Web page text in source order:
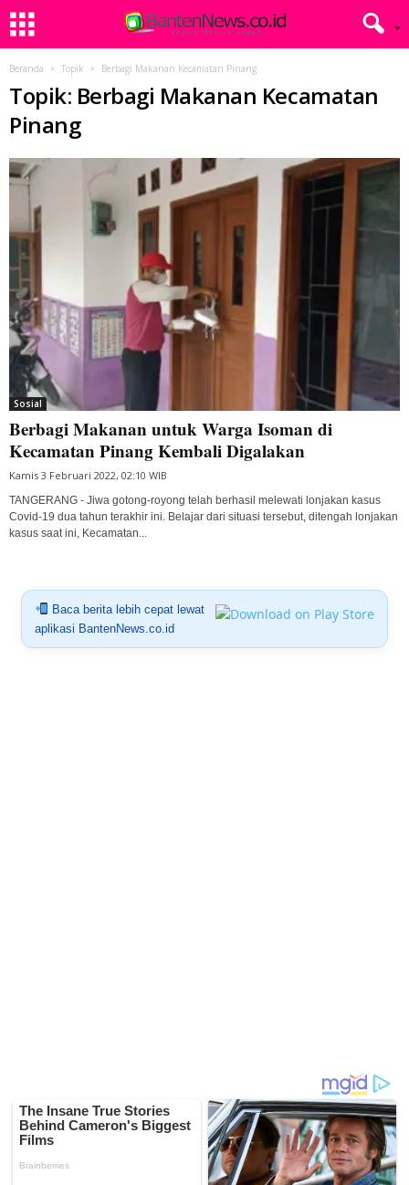
Beranda Topik Berbagi Makanan Kecamatan Pinang
Topik: Berbagi Makanan Kecamatan
Pinang
Sosial
Berbagi Makanan untuk Warga Isoman di
Kecamatan Pinang Kembali Digalakan
Kamis 3 Februari 2022, 02:10 WIB
TANGERANG - Jiwa gotong-royong telah berhasil melewati lonjakan kasus
Covid-19 dua tahun terakhir ini. Belajar dari situasi tersebut, ditengah lonjakan
kasus saat ini, Kecamatan...
Baca berita lebih cepat lewat
aplikasi BantenNews.co.id